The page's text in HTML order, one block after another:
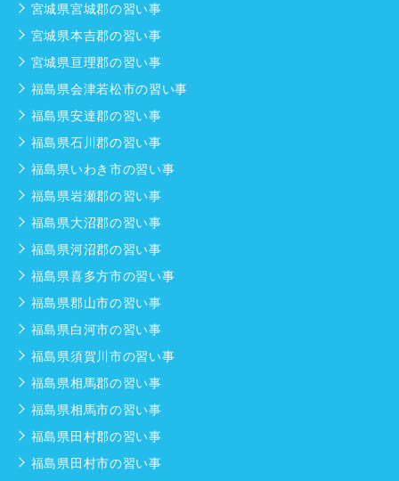
宮城県宮城郡の習い事
宮城県本吉郡の習い事
宮城県亘理郡の習い事
福島県会津若松市の習い事
福島県安達郡の習い事
福島県石川郡の習い事
福島県いわき市の習い事
福島県岩瀬郡の習い事
福島県大沼郡の習い事
福島県河沼郡の習い事
福島県喜多方市の習い事
福島県郡山市の習い事
福島県白河市の習い事
福島県須賀川市の習い事
福島県相馬郡の習い事
福島県相馬市の習い事
福島県田村郡の習い事
福島県田村市の習い事